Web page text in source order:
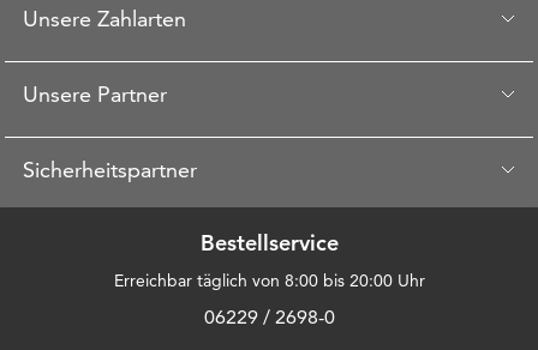
Unsere Zahlarten
Unsere Partner
Sicherheitspartner
Bestellservice
Erreichbar täglich von 8:00 bis 20:00 Uhr
06229 / 2698-0